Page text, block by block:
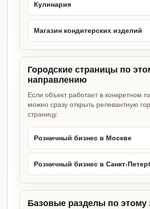
Кулинария
Магазин кондитерских изделий
Городские страницы по
направлению
Если объект работает в конкретном
можно сразу открыть релевантную
страницу.
Розничный бизнес в Москве
Розничный бизнес в Санкт-
Базовые разделы по этому